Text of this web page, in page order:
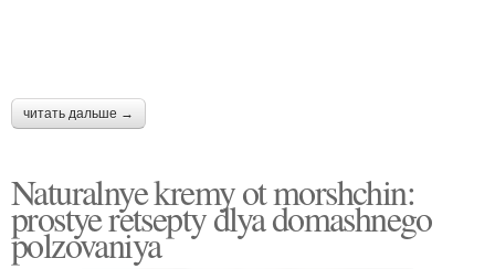
читать дальше →
Naturalnye kremy ot morshchin:
prostye retsepty dlya domashnego
polzovaniya